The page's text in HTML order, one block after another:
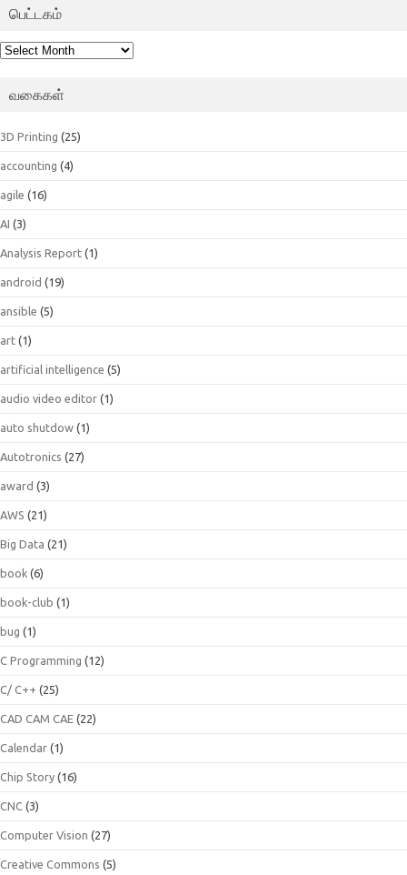
பெட்டகம்
பெட்டகம்
வகைகள்
3D Printing (25)
accounting (4)
agile (16)
AI (3)
Analysis Report (1)
android (19)
ansible (5)
art (1)
artificial intelligence (5)
audio video editor (1)
auto shutdow (1)
Autotronics (27)
award (3)
AWS (21)
Big Data (21)
book (6)
book-club (1)
bug (1)
C Programming (12)
C/ C++ (25)
CAD CAM CAE (22)
Calendar (1)
Chip Story (16)
CNC (3)
Computer Vision (27)
Creative Commons (5)